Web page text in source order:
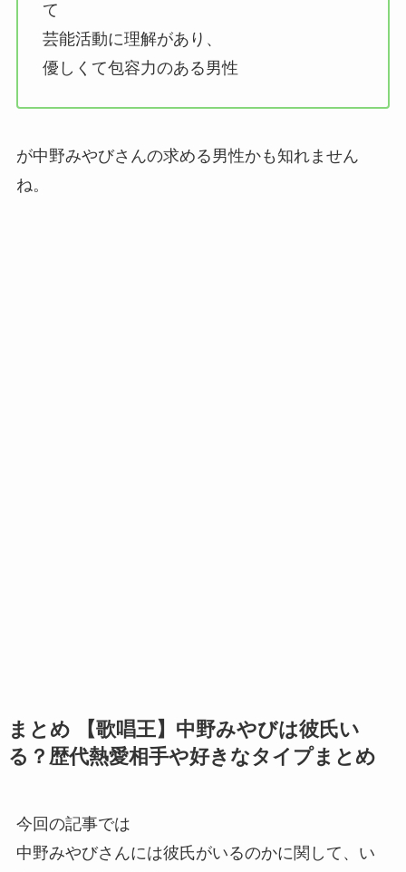
て
芸能活動に理解があり、
優しくて包容力のある男性
が中野みやびさんの求める男性かも知れません
ね。
まとめ 【歌唱王】中野みやびは彼氏い
る？歴代熱愛相手や好きなタイプまとめ
今回の記事では
中野みやびさんには彼氏がいるのかに関して、い